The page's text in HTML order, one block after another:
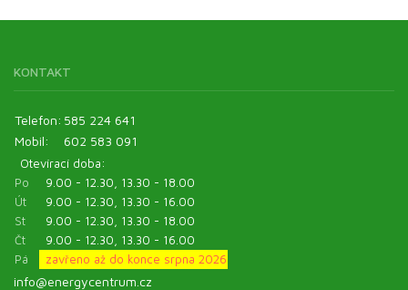
KONTAKT
Telefon: 585 224 641
Mobil:
602 583 091
Otevírací doba:
Po
9.00 - 12.30, 13.30 - 18.00
Út
9.00 - 12.30, 13.30 - 16.00
St
9.00 - 12.30, 13.30 - 18.00
Čt
9.00 - 12.30, 13.30 - 16.00
Pá
zavřeno až do konce srpna 2026
info@energycentrum.cz